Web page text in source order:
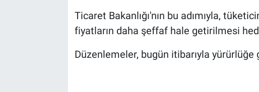
Ticaret Bakanlığı'nın bu adımıyla,
fiyatların daha şeffaf hale getirilmesi
Düzenlemeler, bugün itibarıyla yürürlüğe